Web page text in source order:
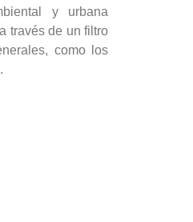
y urbana
través de un filtro
como los